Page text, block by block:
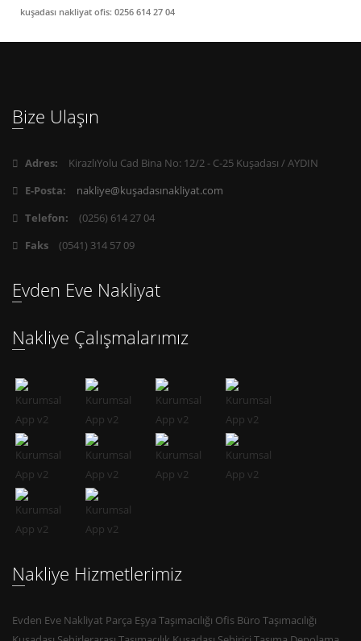
kuşadası nakliyat ofis: 0256 614 27 04
Bize Ulaşın
Adres:
KirazlıYolu Cad Bina No: 12/2 - C-25 Kuşadası / AYDIN
E-Posta:
nakliye@kuşadasınakliyat.com
Telefon:
(0256) 614 27 04
Faks
(0541) 314 57 09
Evden Eve Nakliyat
Nakliye Çalışmalarımız
Nakliye Hizmetlerimiz
Evden Eve Nakliyat Parça Eşya Taşımacılığı Ofis Büro Taşımacılığı